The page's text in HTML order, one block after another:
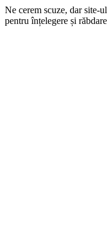
Ne cerem scuze, dar site-
pentru înțelegere și